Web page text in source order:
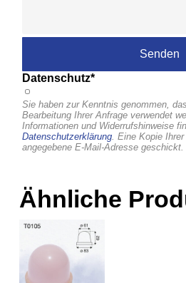
Datenschutz*
Sie haben zur Kenntnis genommen,
Bearbeitung Ihrer Anfrage verwendet
Informationen und Widerrufshinweise
Datenschutzerklärung. Eine Kopie
angegebene E-Mail-Adresse geschickt.
Ähnliche